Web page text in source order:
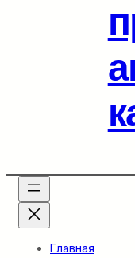
Главная